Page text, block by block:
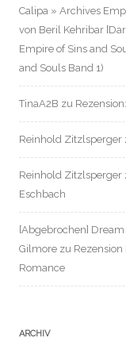
Calipa » Archives
von Beril Kehribar
Empire of Sins and
and Souls Band 1)
TinaA2B zu
Reinhold Zitzlsperger
Reinhold Zitzlsperger
Eschbach
[Abgebrochen]
Gilmore zu
Romance
ARCHIV